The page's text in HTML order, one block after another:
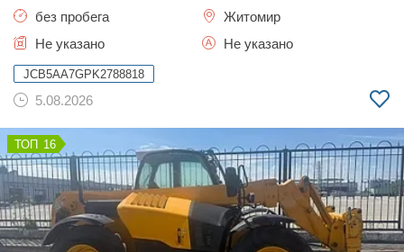
без пробега
Житомир
Не указано
Не указано
JCB5AA7GPK2788818
5.08.2026
16